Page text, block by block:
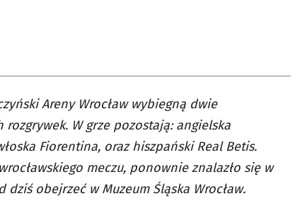
Areny Wrocław wybiegną dwie
W grze pozostają: angielska
Fiorentina, oraz hiszpański Real Betis.
meczu, ponownie znalazło się w
obejrzeć w Muzeum Śląska Wrocław.